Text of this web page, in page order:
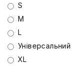
S
M
L
Універсальний
XL